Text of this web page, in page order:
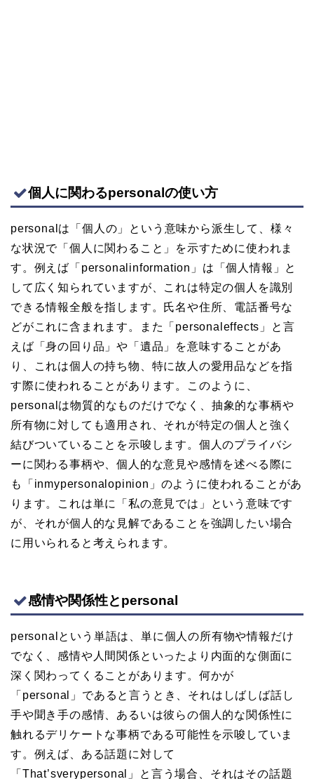
個人に関わるpersonalの使い方
personalは「個人の」という意味から派生して、様々
な状況で「個人に関わること」を示すために使われま
す。例えば「personalinformation」は「個人情報」と
して広く知られていますが、これは特定の個人を識別
できる情報全般を指します。氏名や住所、電話番号な
どがこれに含まれます。また「personaleffects」と言
えば「身の回り品」や「遺品」を意味することがあ
り、これは個人の持ち物、特に故人の愛用品などを指
す際に使われることがあります。このように、
personalは物質的なものだけでなく、抽象的な事柄や
所有物に対しても適用され、それが特定の個人と強く
結びついていることを示唆します。個人のプライバシ
ーに関わる事柄や、個人的な意見や感情を述べる際に
も「inmypersonalopinion」のように使われることがあ
ります。これは単に「私の意見では」という意味です
が、それが個人的な見解であることを強調したい場合
に用いられると考えられます。
感情や関係性とpersonal
personalという単語は、単に個人の所有物や情報だけ
でなく、感情や人間関係といったより内面的な側面に
深く関わってくることがあります。何かが
「personal」であると言うとき、それはしばしば話し
手や聞き手の感情、あるいは彼らの個人的な関係性に
触れるデリケートな事柄である可能性を示唆していま
す。例えば、ある話題に対して
「That’sverypersonal」と言う場合、それはその話題